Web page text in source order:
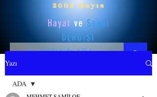
2002 Mayıs
HayatveSanat
DERGİSİ
Yazı
ADA